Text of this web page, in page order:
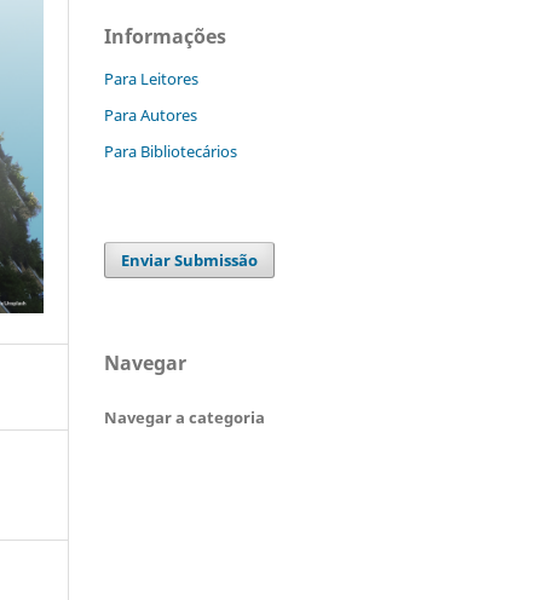
Informações
Para Leitores
Para Autores
Para Bibliotecários
Enviar Submissão
Navegar
Navegar a categoria